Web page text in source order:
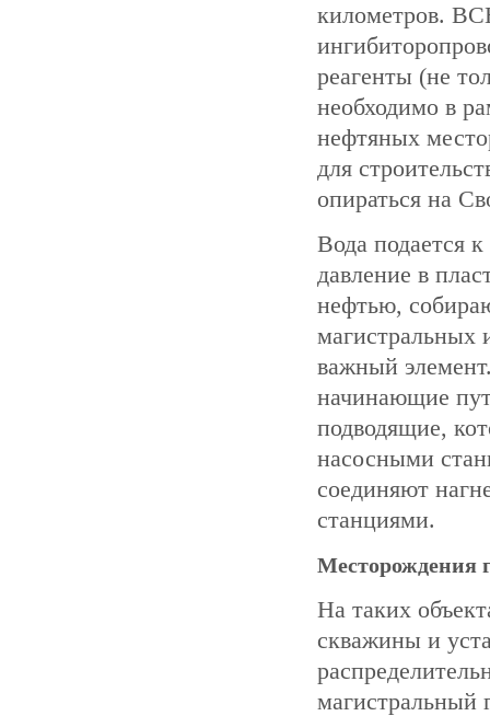
километров.
реагенты (не
необходимо в
нефтяных
для
опираться на
Вода подается
давление в
нефтью,
магистральных
важный
начинающие
подводящие,
насосными
соединяют
станциями.
Месторождения
На таких
скважины и
магистральный